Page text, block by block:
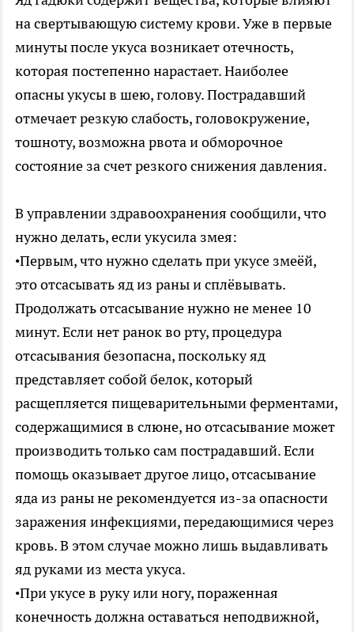
на свертывающую систему крови. Уже в первые
минуты после укуса возникает отечность,
которая постепенно нарастает. Наиболее
опасны укусы в шею, голову. Пострадавший
отмечает резкую слабость, головокружение,
тошноту, возможна рвота и обморочное
состояние за счет резкого снижения давления.
В управлении здравоохранения сообщили, что
нужно делать, если укусила змея:
•Первым, что нужно сделать при укусе змеёй,
это отсасывать яд из раны и сплёвывать.
Продолжать отсасывание нужно не менее 10
минут. Если нет ранок во рту, процедура
отсасывания безопасна, поскольку яд
представляет собой белок, который
расщепляется пищеварительными ферментами,
содержащимися в слюне, но отсасывание может
производить только сам пострадавший. Если
помощь оказывает другое лицо, отсасывание
яда из раны не рекомендуется из-за опасности
заражения инфекциями, передающимися через
кровь. В этом случае можно лишь выдавливать
яд руками из места укуса.
•При укусе в руку или ногу, пораженная
конечность должна оставаться неподвижной,